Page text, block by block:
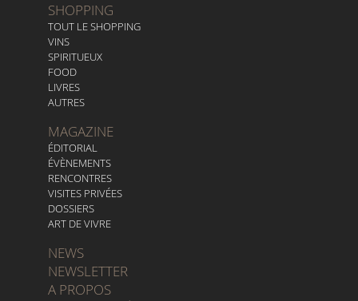
SHOPPING
TOUT LE SHOPPING
VINS
SPIRITUEUX
FOOD
LIVRES
AUTRES
MAGAZINE
ÉDITORIAL
ÉVÈNEMENTS
RENCONTRES
VISITES PRIVÉES
DOSSIERS
ART DE VIVRE
NEWS
NEWSLETTER
A PROPOS